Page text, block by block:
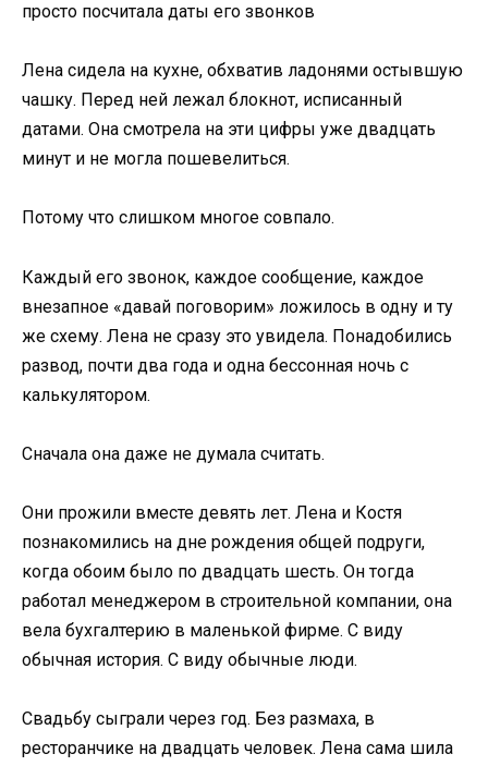
просто посчитала даты его звонков
Лена сидела на кухне, обхватив ладонями остывшую
чашку. Перед ней лежал блокнот, исписанный
датами. Она смотрела на эти цифры уже двадцать
минут и не могла пошевелиться.
Потому что слишком многое совпало.
Каждый его звонок, каждое сообщение, каждое
внезапное «давай поговорим» ложилось в одну и ту
же схему. Лена не сразу это увидела. Понадобились
развод, почти два года и одна бессонная ночь с
калькулятором.
Сначала она даже не думала считать.
Они прожили вместе девять лет. Лена и Костя
познакомились на дне рождения общей подруги,
когда обоим было по двадцать шесть. Он тогда
работал менеджером в строительной компании, она
вела бухгалтерию в маленькой фирме. С виду
обычная история. С виду обычные люди.
Свадьбу сыграли через год. Без размаха, в
ресторанчике на двадцать человек. Лена сама шила